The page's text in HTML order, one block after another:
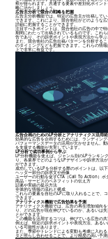
察が得られます。共通する要素や差別化ポイン
略に活かしましょう。
広告主分析で競合の戦略を把握
広告主分析機能では、特定の広告主が出稿して
できます。これにより、競合他社がどのような
詳細に把握することができます。
注目すべきポイントは、競合他社の広告の中で
期間にわたって出稿されているものです。これ
告であり、その訴求ポイントや表現方法から学ぶ
また、競合他社の広告出稿パターンを分析する
のタイミングなども把握できます。これらの情
上で非常に有益です。
広告企画のためのLP分析とアナリティクス活用術
効果的な広告を企画するためには、ランディン
パフォーマンスデータの活用が欠かせません。
を支援する機能が充実しています。
LP分析で成功事例から学ぶ
LP分析機能を使えば、ジャンル別のLPランキン
り、各業界でどのようなLPデザインや訴求方法
ができます。
成功しているLPを分析する際のポイントは、以
ヘッダー部分の訴求文や画像
ユーザーの行動を促すCTA（Call To Action）ボ
商品・サービスのベネフィットの伝え方
証拠や実績の提示方法
全体的な情報の流れと構成
これらの要素を自社のLPに取り入れることで、
できます。
アナリティクス機能で広告効果を予測
アナリティクス機能では、広告の再生増加傾向
り、どの広告が現在伸びているのか、あるいは
とができます。
この機能を活用するコツは、伸びている広告の共
例えば、特定の訴求ポイントや表現方法、ある
いる可能性があります。
また、季節やトレンドによる変動も考慮に入れ
タと照らし合わせることで、より精度の高い予